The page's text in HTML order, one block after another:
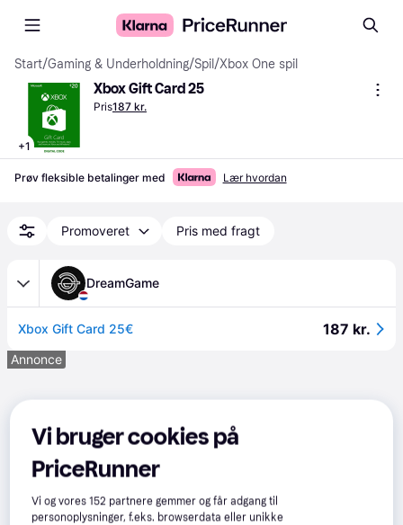
Start/Gaming & Underholdning/Spil /Xbox One spil
+1
Xbox Gift Card 25
Pris187 kr.
Prøv fleksible betalinger med Lær hvordan
Promoveret Pris med fragt
DreamGame
Xbox Gift Card 25€ 187 kr.
Annonce
Vi bruger cookies på
PriceRunner
Vi og vores152 partnere gemmer og får adgang til
personoplysninger, f.eks. browserdata eller unikke